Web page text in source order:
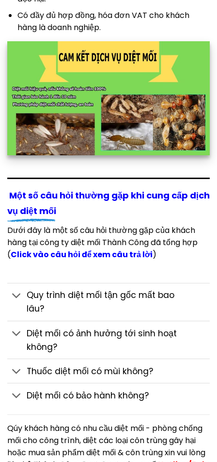
Có đầy đủ hợp đồng, hóa đơn VAT cho khách
hàng là doanh nghiệp.
Một số câu hỏi thường gặp khi cung cấp dịch
vụ diệt mối
Dưới đây là một số câu hỏi thường gặp của khách
hàng tại công ty diệt mối Thành Công đã tổng hợp
(Click vào câu hỏi để xem câu trả lời)
Quy trình diệt mối tận gốc mất bao
lâu?
Diệt mối có ảnh hưởng tới sinh hoạt
không?
Thuốc diệt mối có mùi không?
Diệt mối có bảo hành không?
Qúy khách hàng có nhu cầu diệt mối - phòng chống
mối cho công trình, diệt các loại côn trùng gây hại
hoặc mua sản phẩm diệt mối & côn trùng xin vui lòng